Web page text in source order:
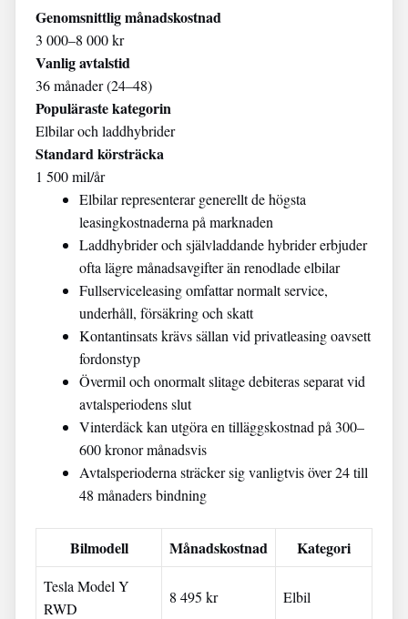
Genomsnittlig månadskostnad
3 000–8 000 kr
Vanlig avtalstid
36 månader (24–48)
Populäraste kategorin
Elbilar och laddhybrider
Standard körsträcka
1 500 mil/år
Elbilar representerar generellt de högsta
leasingkostnaderna på marknaden
Laddhybrider och självladdande hybrider erbjuder
ofta lägre månadsavgifter än renodlade elbilar
Fullserviceleasing omfattar normalt service,
underhåll, försäkring och skatt
Kontantinsats krävs sällan vid privatleasing oavsett
fordonstyp
Övermil och onormalt slitage debiteras separat vid
avtalsperiodens slut
Vinterdäck kan utgöra en tilläggskostnad på 300–
600 kronor månadsvis
Avtalsperioderna sträcker sig vanligtvis över 24 till
48 månaders bindning
Bilmodell Månadskostnad Kategori
Tesla Model Y
RWD
8 495 kr Elbil